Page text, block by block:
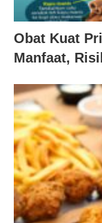
Obat Kuat
Manfaat,